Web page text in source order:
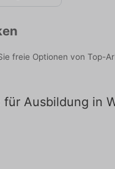
freie Optionen von Top-
Ausbildung in